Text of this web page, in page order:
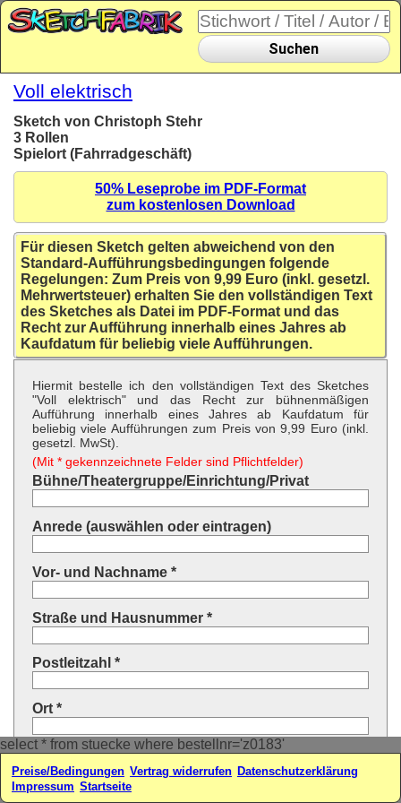
select * from stuecke where bestellnr='z0183'
Suchen
Voll elektrisch
Sketch von Christoph Stehr
3 Rollen
Spielort (Fahrradgeschäft)
50% Leseprobe im PDF-Format
zum kostenlosen Download
Für diesen Sketch gelten abweichend von den
Standard-Aufführungsbedingungen folgende
Regelungen: Zum Preis von 9,99 Euro (inkl. gesetzl.
Mehrwertsteuer) erhalten Sie den vollständigen Text
des Sketches als Datei im PDF-Format und das
Recht zur Aufführung innerhalb eines Jahres ab
Kaufdatum für beliebig viele Aufführungen.
Hiermit bestelle ich den vollständigen Text des Sketches
"Voll elektrisch" und das Recht zur bühnenmäßigen
Aufführung innerhalb eines Jahres ab Kaufdatum für
beliebig viele Aufführungen zum Preis von 9,99 Euro (inkl.
gesetzl. MwSt).
(Mit * gekennzeichnete Felder sind Pflichtfelder)
Bühne/Theatergruppe/Einrichtung/Privat
Anrede (auswählen oder eintragen)
Vor- und Nachname *
Straße und Hausnummer *
Postleitzahl *
Ort *
Land * (auswählen oder eintragen)
Ihre E-Mail-Adresse*
Preise/Bedingungen Vertrag widerrufen Datenschutzerklärung
Impressum Startseite